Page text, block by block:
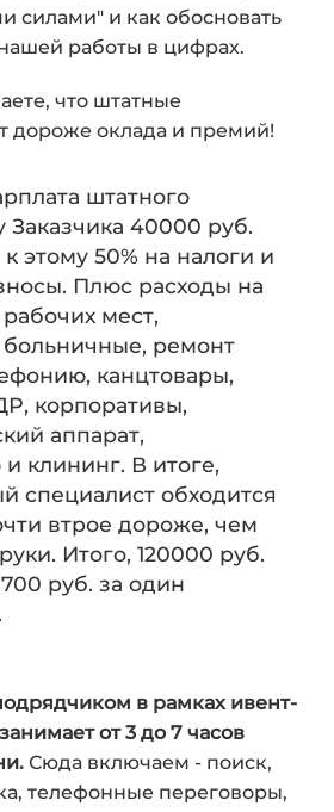
силами" и как обосновать
работы в цифрах.
что штатные
дороже оклада и премий!
штатного
Заказчика 40000 руб.
этому 50% на налоги и
Плюс расходы на
мест,
ремонт
канцтовары,
корпоративы,
аппарат,
клининг. В итоге,
специалист обходится
втрое дороже, чем
Итого, 120000 руб.
руб. за один
в рамках ивент-
от 3 до 7 часов
Сюда включаем - поиск,
телефонные переговоры,